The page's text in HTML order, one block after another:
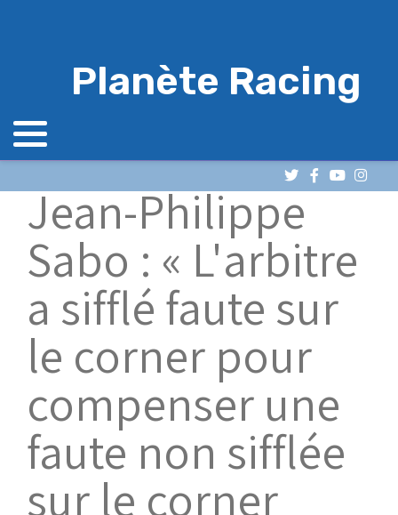
Planète Racing
Jean-Philippe
Sabo : « L'arbitre
a sifflé faute sur
le corner pour
compenser une
faute non sifflée
sur le corner